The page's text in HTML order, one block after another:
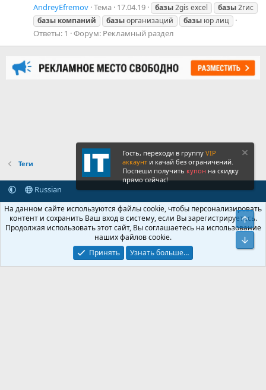
AndreyEfremov Тема 17.04.19 базы2gis excel базы2гис
базы компаний базыорганизаций базы юр лиц
Ответы: 1 Форум: Рекламный раздел
Теги
Russian
Обратная связь
Условия и правила
Политика конфиденциальности
Помощь Главная
R
S
S
Community platform by XenForo® © 2010-2026 XenForo Ltd.
Крупнейший форум по обмену приватной информацией
© 2013-2026 ITNULL.me| XenForo® © 2026 XenForo Ltd.
Гость, переходи в группу VIP
аккаунт и качай без ограничений.
Поспеши получить купон на скидку
прямо сейчас!
На данном сайте используются файлы cookie, чтобы персонализировать
контент и сохранить Ваш вход в систему, если Вы зарегистрируетесь.
Продолжая использовать этот сайт, Вы соглашаетесь на использование
наших файлов cookie.
Принять
Узнать больше…